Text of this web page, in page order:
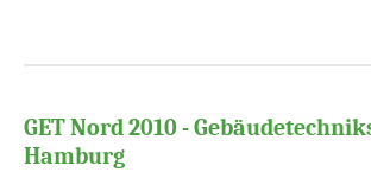
GET Nord 2010 -
Hamburg